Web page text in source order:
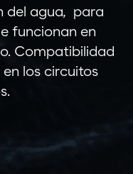
del agua, para
funcionan en
Compatibilidad
los circuitos